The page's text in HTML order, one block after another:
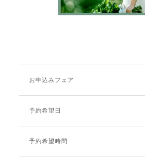
お申込みフェア
予約希望日
予約希望時間